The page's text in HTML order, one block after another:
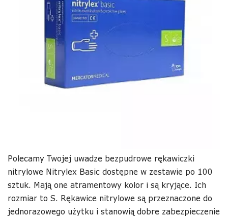
Polecamy Twojej uwadze bezpudrowe rękawiczki
nitrylowe Nitrylex Basic dostępne w zestawie po 100
sztuk. Mają one atramentowy kolor i są kryjące. Ich
rozmiar to S. Rękawice nitrylowe są przeznaczone do
jednorazowego użytku i stanowią dobre zabezpieczenie